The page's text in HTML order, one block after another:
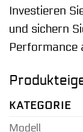
Investieren
und sichern
Performance
KATEGORIE
Modell